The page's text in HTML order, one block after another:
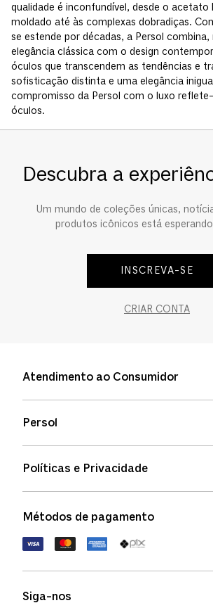
qualidade é inconfundível, desde o acetato
moldado até às complexas dobradiças.
se estende por décadas, a Persol
elegância clássica com o design
óculos que transcendem as tendências e
sofisticação distinta e uma elegância
compromisso da Persol com o luxo
óculos.
Descubra a
Um mundo de coleções únicas,
produtos icônicos está
INSCREVA-SE
CRIAR CONTA
Atendimento ao Consumidor
Status de pedidos
Política de garantia
FAQs
Persol
Políticas e Privacidade
Política de devolução
Termos de uso
Métodos de pagamento
Siga-nos